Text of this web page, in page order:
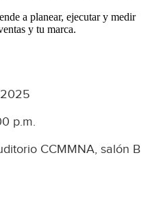
a planear, ejecutar y medir
y tu marca.
p.m.
CCMMNA, salón B